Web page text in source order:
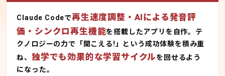
Claude Codeで再生速度調整・AIによる発音評
価・シンクロ再生機能を搭載したアプリを自作。テ
クノロジーの力で「聞こえる!」という成功体験を積み重
ね、独学でも効果的な学習サイクルを回せるよう
になった。